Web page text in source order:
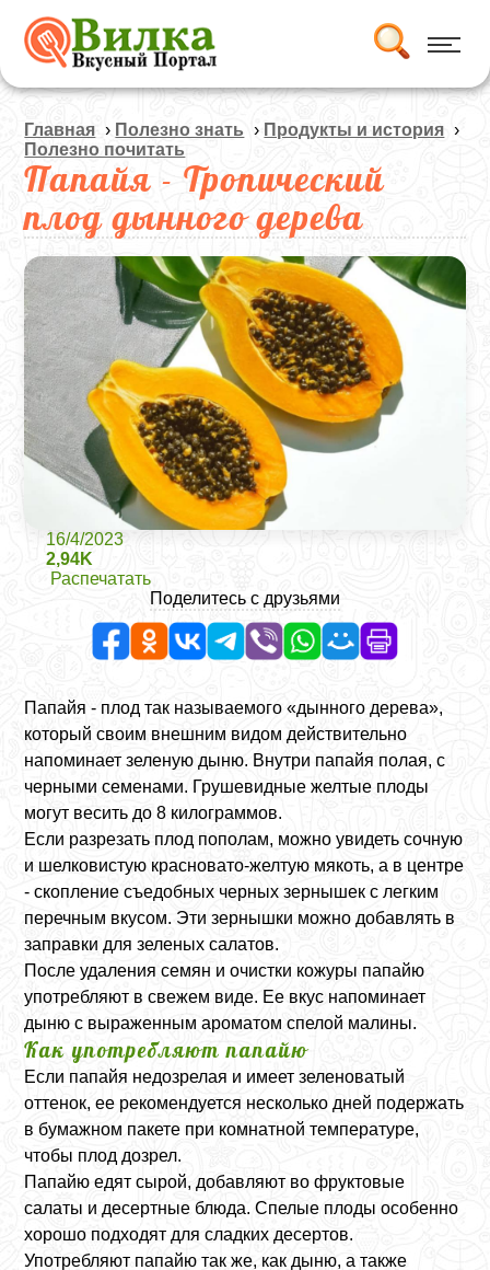
Главная › Полезно знать › Продукты и история ›
Полезно почитать
Папайя - Тропический
плод дынного дерева
16/4/2023
2,94K
Распечатать
Поделитесь с друзьями
Папайя - плод так называемого «дынного дерева»,
который своим внешним видом действительно
напоминает зеленую дыню. Внутри папайя полая, с
черными семенами. Грушевидные желтые плоды
могут весить до 8 килограммов.
Если разрезать плод пополам, можно увидеть сочную
и шелковистую красновато-желтую мякоть, а в центре
- скопление съедобных черных зернышек с легким
перечным вкусом. Эти зернышки можно добавлять в
заправки для зеленых салатов.
После удаления семян и очистки кожуры папайю
употребляют в свежем виде. Ее вкус напоминает
дыню с выраженным ароматом спелой малины.
Как употребляют папайю
Если папайя недозрелая и имеет зеленоватый
оттенок, ее рекомендуется несколько дней подержать
в бумажном пакете при комнатной температуре,
чтобы плод дозрел.
Папайю едят сырой, добавляют во фруктовые
салаты и десертные блюда. Спелые плоды особенно
хорошо подходят для сладких десертов.
Употребляют папайю так же, как дыню, а также